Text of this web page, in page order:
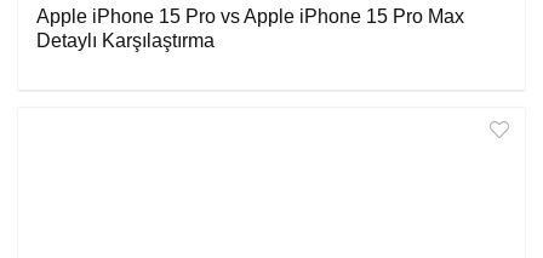
Apple iPhone 15 Pro vs Apple iPhone 15 Pro Max
Detaylı Karşılaştırma